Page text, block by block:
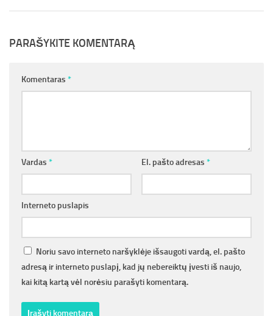
PARAŠYKITE KOMENTARĄ
Komentaras *
Vardas * El. pašto adresas *
Interneto puslapis
Noriu savo interneto naršyklėje išsaugoti vardą, el. pašto
adresą ir interneto puslapį, kad jų nebereiktų įvesti iš naujo,
kai kitą kartą vėl norėsiu parašyti komentarą.